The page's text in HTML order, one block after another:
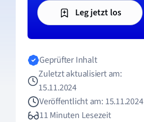
Leg jetzt los
Geprüfter Inhalt
Zuletzt aktualisiert am:
15.11.2024
Veröffentlicht am: 15.11.2024
11 Minuten Lesezeit